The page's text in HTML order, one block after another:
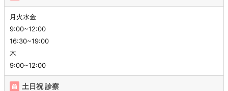
月火水金
9:00~12:00
16:30~19:00
木
9:00~12:00
土日祝 診察